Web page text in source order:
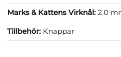
Marks & Kattens Virknål: 2.0
Tillbehör: Knappar